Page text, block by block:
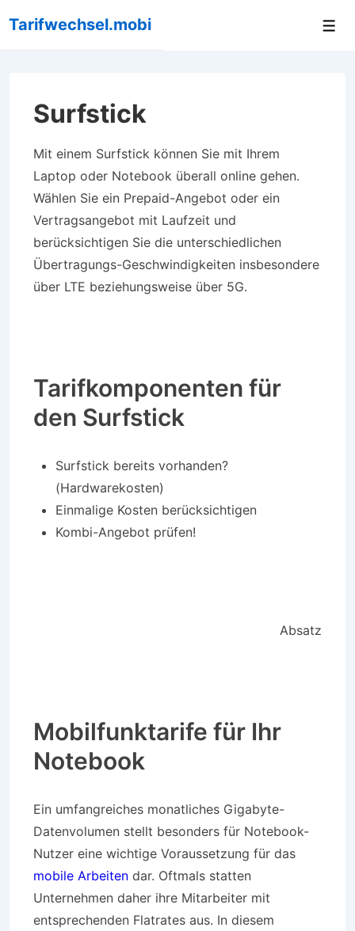
Zum
Tarifwechsel.mobi
Surfstick
Mit einem Surfstick können Sie mit Ihrem
Laptop oder Notebook überall online gehen.
Wählen Sie ein Prepaid-Angebot oder ein
Vertragsangebot mit Laufzeit und
berücksichtigen Sie die unterschiedlichen
Übertragungs-Geschwindigkeiten insbesondere
über LTE beziehungsweise über 5G.
Tarifkomponenten für
den Surfstick
Surfstick bereits vorhanden?
(Hardwarekosten)
Einmalige Kosten berücksichtigen
Kombi-Angebot prüfen!
Absatz
Mobilfunktarife für Ihr
Notebook
Ein umfangreiches monatliches Gigabyte-
Datenvolumen stellt besonders für Notebook-
Nutzer eine wichtige Voraussetzung für das
mobile Arbeiten dar. Oftmals statten
Unternehmen daher ihre Mitarbeiter mit
entsprechenden Flatrates aus. In diesem